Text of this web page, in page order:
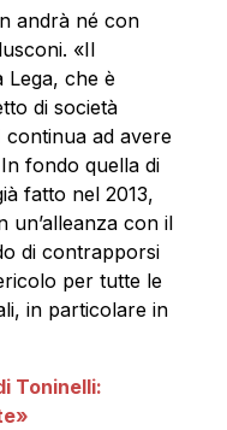
andrà né con
«Il
Lega, che è
di società
ad avere
fondo quella di
fatto nel 2013,
un’alleanza con il
di contrapporsi
per tutte le
in particolare in
Toninelli: